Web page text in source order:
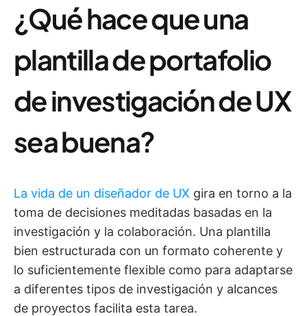
¿Qué hace que una
plantilla de portafolio
de investigación de UX
sea buena?
La vida de un diseñador de UX gira en torno a la
toma de decisiones meditadas basadas en la
investigación y la colaboración. Una plantilla
bien estructurada con un formato coherente y
lo suficientemente flexible como para adaptarse
a diferentes tipos de investigación y alcances
de proyectos facilita esta tarea.